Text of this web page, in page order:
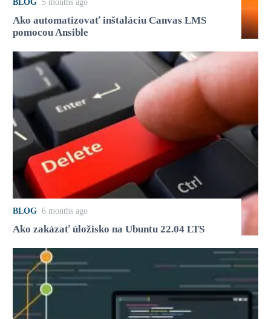
BLOG 5 months ago
Ako automatizovať inštaláciu Canvas LMS
pomocou Ansible
BLOG 6 months ago
Ako zakázať úložisko na Ubuntu 22.04 LTS